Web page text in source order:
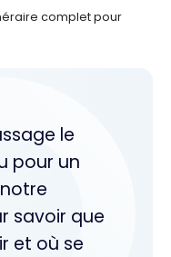
complet pour
le
pour un
savoir que
et où se